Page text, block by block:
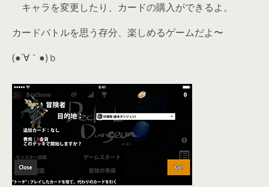
キャラを変更したり、カードの購入ができるよ。
カードバトルを思う存分、楽しめるゲームだよ〜
(●´∀｀●)ｂ